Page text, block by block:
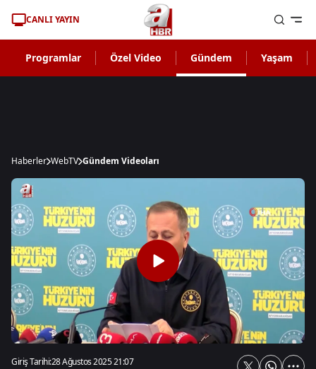
CANLI YAYIN
Programlar Özel Video Gündem Yaşam
Haberler WebTV Gündem Videoları
Giriş Tarihi:28 Ağustos 2025 21:07